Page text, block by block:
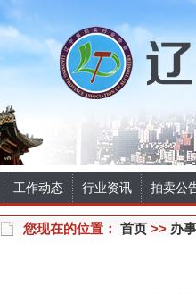
工作动态 行业资讯 拍卖公
您现在的位置： 首页 >> 办